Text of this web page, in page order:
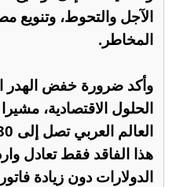
الآجل والتحوط، وتنويع
المخاطر.
وأكد ضرورة خفض الهدر
الحلول الاقتصادية،
هذا الفاقد فقط تعادل
الدولارات دون زيادة